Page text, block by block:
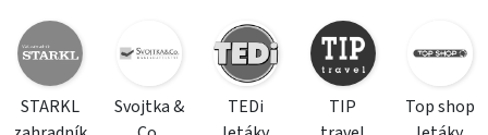
STARKL
Svojtka &
TEDi
TIP
Top shop